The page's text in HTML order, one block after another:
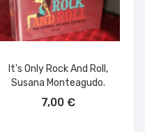
It's Only Rock And Roll,
Susana Monteagudo.
7,00 €